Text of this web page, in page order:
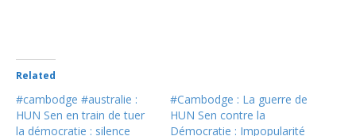
Related
#cambodge #australie :
HUN Sen en train de tuer
la démocratie : silence
#Cambodge : La guerre de
HUN Sen contre la
Démocratie : Impopularité